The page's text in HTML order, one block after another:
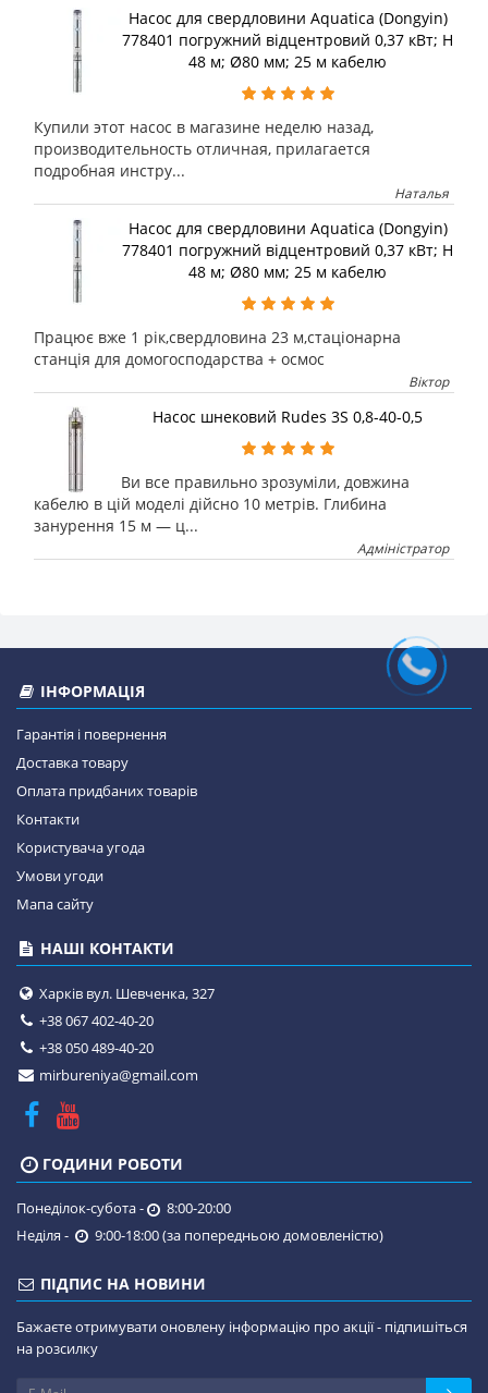
Насос для свердловини Aquatica (Dongyin)
778401 погружний відцентровий 0,37 кВт; H
48 м; Ø80 мм; 25 м кабелю
Купили этот насос в магазине неделю назад,
производительность отличная, прилагается
подробная инстру...
Наталья
Насос для свердловини Aquatica (Dongyin)
778401 погружний відцентровий 0,37 кВт; H
48 м; Ø80 мм; 25 м кабелю
Працює вже 1 рік,свердловина 23 м,стаціонарна
станція для домогосподарства + осмос
Віктор
Насос шнековий Rudes 3S 0,8-40-0,5
Ви все правильно зрозуміли, довжина
кабелю в цій моделі дійсно 10 метрів. Глибина
занурення 15 м — ц...
Адміністратор
ІНФОРМАЦІЯ
Гарантія і повернення
Доставка товару
Оплата придбаних товарів
Контакти
Користувача угода
Умови угоди
Мапа сайту
НАШІ КОНТАКТИ
Харків вул. Шевченка, 327
+38 067 402-40-20
+38 050 489-40-20
mirbureniya@gmail.com
ГОДИНИ РОБОТИ
Понеділок-субота -
8:00-20:00
Неділя -
9:00-18:00 (за попередньою домовленістю)
ПІДПИС НА НОВИНИ
Бажаєте отримувати оновлену інформацію про акції - підпишіться
на розсилку